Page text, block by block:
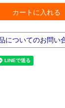
カートに入れる
についてのお問い